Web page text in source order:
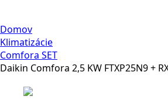
Domov
Klimatizácie
Comfora SET
Daikin Comfora 2,5 KW FTXP25N9 +